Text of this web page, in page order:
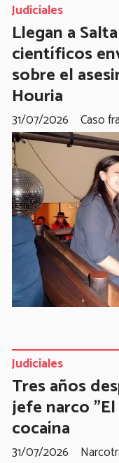
Llegan a
científicos
sobre el
Houria
Caso
Judiciales
31/07/2026
Tres años
jefe narco
cocaína
Judiciales
31/07/2026